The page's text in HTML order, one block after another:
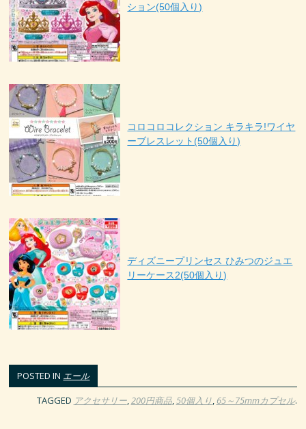
ション(50個入り)
コロコロコレクション キラキラ!ワイヤ
ーブレスレット(50個入り)
ディズニープリンセス ひみつのジュエ
リーケース2(50個入り)
POSTED IN エール
TAGGED アクセサリー, 200円商品, 50個入り 65～75mmカプセル.